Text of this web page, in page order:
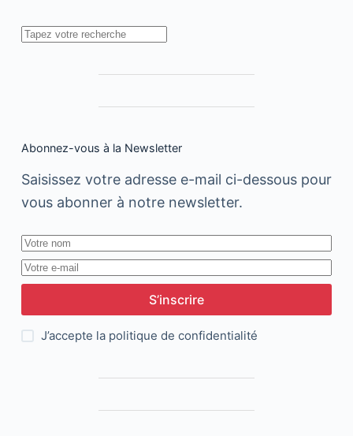
–
Côte
!
Rechercher
Abonnez-vous à la Newsletter
Saisissez votre adresse e-mail ci-dessous pour
vous abonner à notre newsletter.
S’inscrire
J’accepte la politique de confidentialité